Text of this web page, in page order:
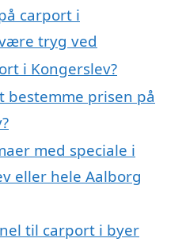
carport i
tryg ved
i Kongerslev?
bestemme prisen på
med speciale i
eller hele Aalborg
til carport i byer